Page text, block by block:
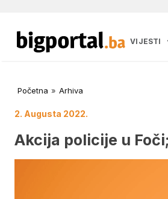
VIJESTI
Početna » Arhiva
2. Augusta 2022.
Akcija policije u